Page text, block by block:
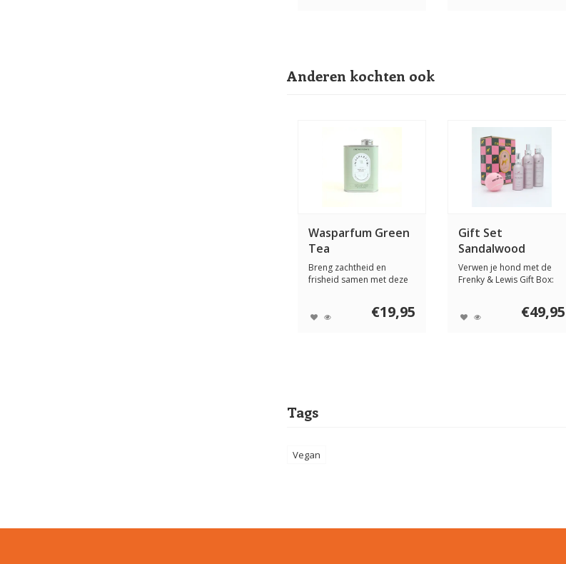
Anderen kochten ook
Wasparfum Green
Tea
Breng zachtheid en
frisheid samen met deze
€19,95
Gift Set
Sandalwood
Verwen je hond met de
Frenky & Lewis Gift Box:
€49,95
Tags
Vegan